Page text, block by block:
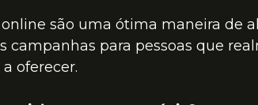
são uma ótima maneira de
campanhas para pessoas que
oferecer.